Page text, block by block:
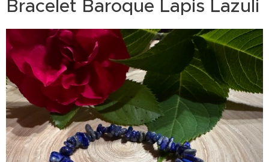
Bracelet Baroque Lapis Lazuli